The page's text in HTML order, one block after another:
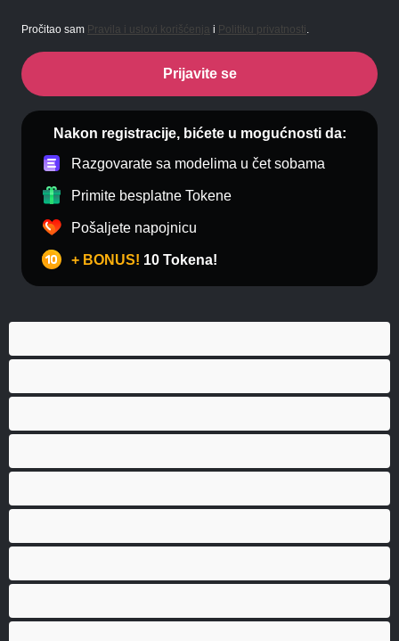
Pročitao sam Pravila i uslovi korišćenja i Politiku privatnosti.
Prijavite se
Nakon registracije, bićete u mogućnosti da:
Razgovarate sa modelima u čet sobama
Primite besplatne Tokene
Pošaljete napojnicu
+ BONUS! 10 Tokena!